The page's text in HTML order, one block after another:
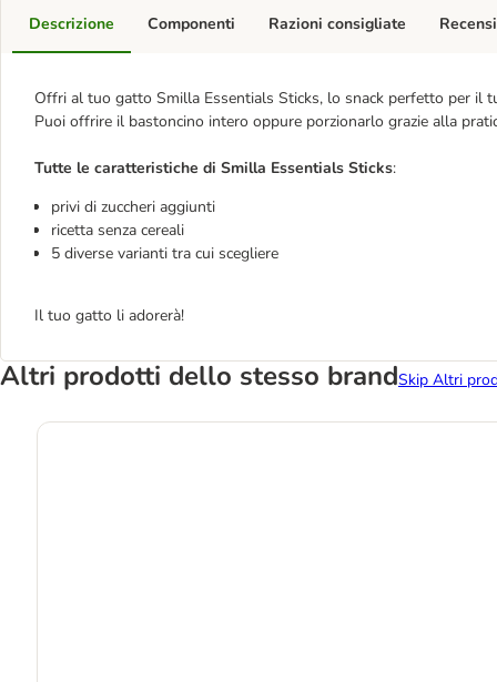
Descrizione
Offri al tuo gatto Smilla Essentials Sticks, lo snack perfetto per il
Puoi offrire il bastoncino intero oppure porzionarlo grazie alla
Tutte le caratteristiche di Smilla Essentials Sticks:
privi di zuccheri aggiunti
ricetta senza cereali
5 diverse varianti tra cui scegliere
Il tuo gatto li adorerà!
Componenti Razioni consigliate
Altri prodotti dello stesso brandSkip Altri